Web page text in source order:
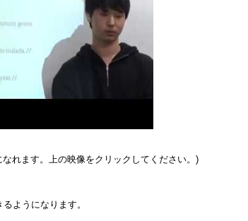
れます。上の映像をクリックしてください。)
ようになります。